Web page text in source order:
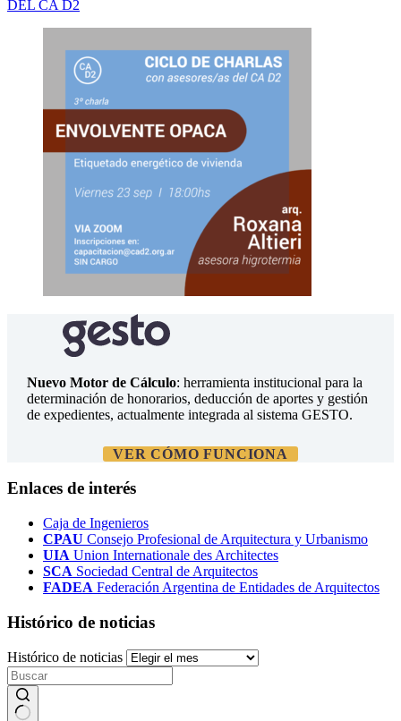
DEL CA D2
Nuevo Motor de Cálculo: herramienta institucional para la
determinación de honorarios, deducción de aportes y gestión
de expedientes, actualmente integrada al sistema GESTO.
VER CÓMO FUNCIONA
Enlaces de interés
Caja de Ingenieros
CPAU Consejo Profesional de Arquitectura y Urbanismo
UIA Union Internationale des Architectes
SCA Sociedad Central de Arquitectos
FADEA Federación Argentina de Entidades de Arquitectos
Histórico de noticias
Histórico de noticias